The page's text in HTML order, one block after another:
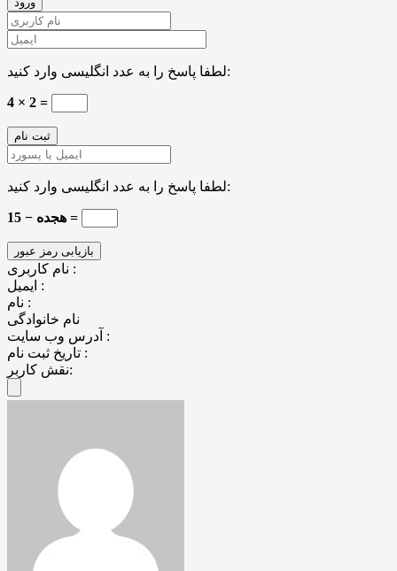
لطفا پاسخ را به عدد انگلیسی وارد کنید:
4 × 2 =
لطفا پاسخ را به عدد انگلیسی وارد کنید:
هجده − 15 =
نام کاربری :
ایمیل :
نام :
نام خانوادگی
آدرس وب سایت :
تاریخ ثبت نام :
نقش کاربر: